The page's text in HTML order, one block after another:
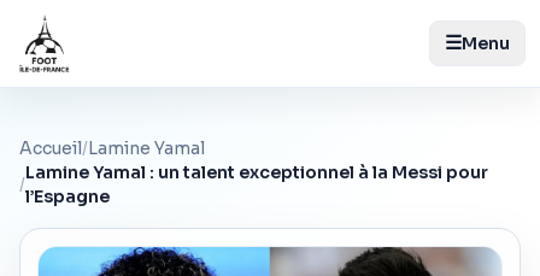
☰Menu
Accueil/Lamine Yamal
/
Lamine Yamal : un talent exceptionnel à la Messi pour
l’Espagne